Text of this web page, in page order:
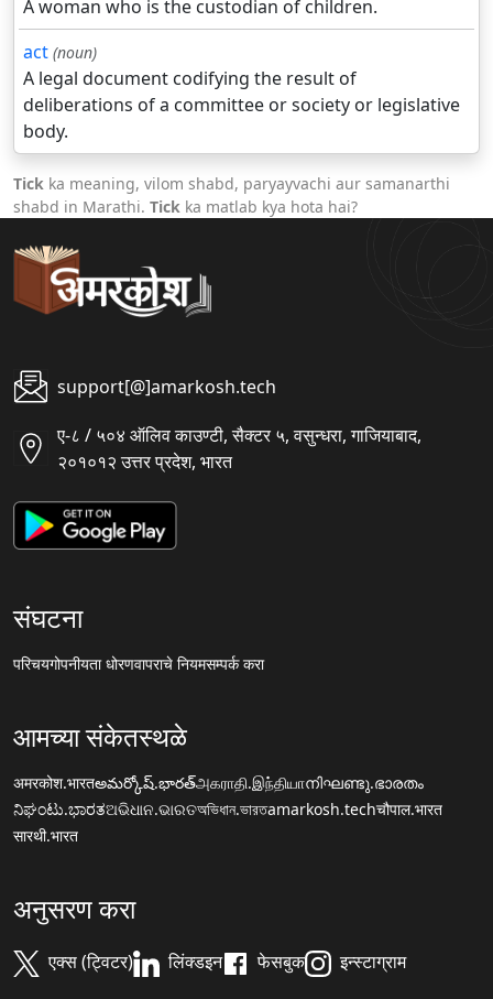
A woman who is the custodian of children.
act (noun)
A legal document codifying the result of
deliberations of a committee or society or legislative
body.
Tick ka meaning, vilom shabd, paryayvachi aur samanarthi
shabd in Marathi. Tick ka matlab kya hota hai?
support[@]amarkosh.tech
ए-८ / ५०४ ऑलिव काउण्टी, सैक्टर ५, वसुन्धरा, गाजियाबाद,
२०१०१२ उत्तर प्रदेश, भारत
संघटना
परिचयगोपनीयता धोरणवापराचे नियमसम्पर्क करा
आमच्या संकेतस्थळे
अमरकोश.भारतఅమర్కోష్.భారత్அகராதி.இந்தியாനിഘണ്ടു.ഭാരതം
ನಿಘಂಟು.ಭಾರತଅଭିଧାନ.ଭାରତঅভিধান.ভারতamarkosh.techचौपाल.भारत
सारथी.भारत
अनुसरण करा
एक्स (ट्विटर) लिंक्डइन फेसबुक इन्स्टाग्राम